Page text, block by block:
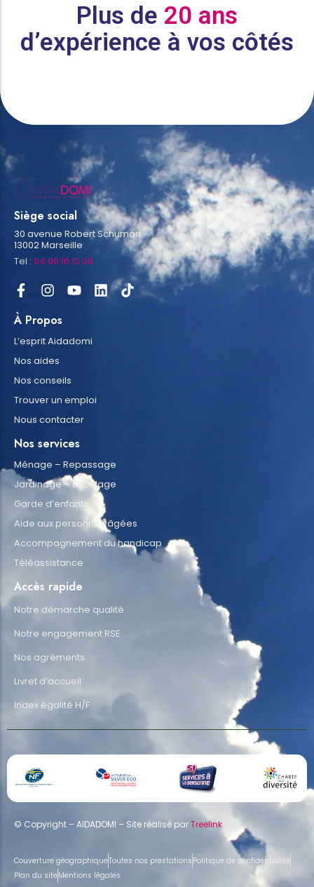
Plus de 20 ans
d’expérience à vos côtés
Siège social
30 avenue Robert Schuman
13002 Marseille
Tel : 04 96 16 10 06
À Propos
L’esprit Aidadomi
Nos aides
Nos conseils
Trouver un emploi
Nous contacter
Nos services
Ménage – Repassage
Jardinage – Bricolage
Garde d’enfants
Aide aux personnes âgées
Accompagnement du handicap
Téléassistance
Accès rapide
Notre démarche qualité
Notre engagement RSE
Nos agréments
Livret d’accueil
Index égalité H/F
© Copyright – AIDADOMI – Site réalisé parTreelink
Couverture géographiqueToutes nos prestations Politique de confidentialité
Plan du siteMentions légales